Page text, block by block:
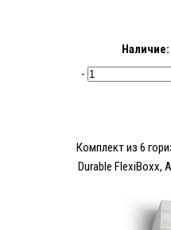
Наличие:
-
Комплект из 6
Durable FlexiBoxx,